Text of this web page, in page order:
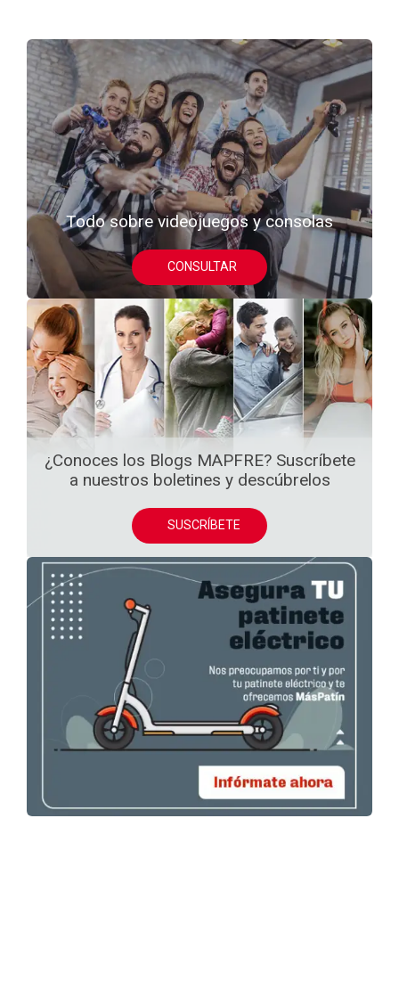
Todo sobre videojuegos y consolas
CONSULTAR
¿Conoces los Blogs MAPFRE? Suscríbete
a nuestros boletines y descúbrelos
SUSCRÍBETE